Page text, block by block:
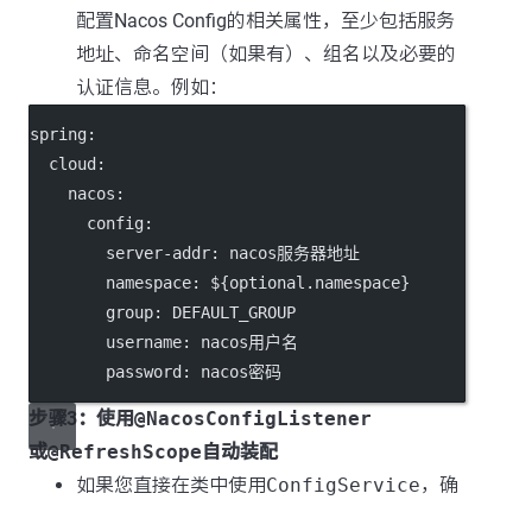
配置Nacos Config的相关属性，至少包括服务
地址、命名空间（如果有）、组名以及必要的
认证信息。例如：
spring:
cloud :
nacos :
config:
server-addr: nacos服务器地址
namespace: ${optional.namespace}
group: DEFAULT_GROUP
username: nacos用户名
password : nacos密码
步骤3：使用@NacosConfigListener
或@RefreshScope自动装配
如果您直接在类中使用ConfigService，确